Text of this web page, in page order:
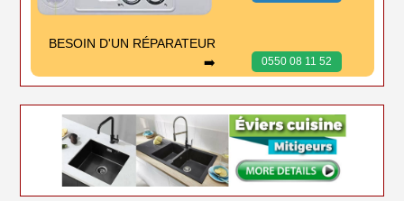
0550 08 11 52
BESOIN D'UN RÉPARATEUR
➡️